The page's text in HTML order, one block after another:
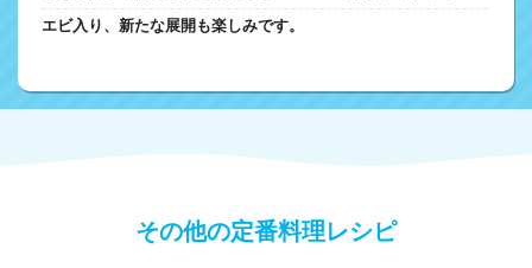
エビ入り、新たな展開も楽しみです。
その他の定番料理レシピ